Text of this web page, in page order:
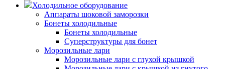
Холодильное оборудование
Аппараты шоковой заморозки
Бонеты холодильные
Бонеты холодильные
Суперструктуры для бонет
Морозильные лари
Морозильные лари с глухой крышкой